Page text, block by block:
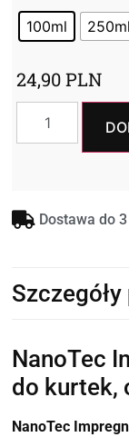
100ml 250ml
24,90PLN
Dostawa do
NanoTec
do kurtek,
NanoTec